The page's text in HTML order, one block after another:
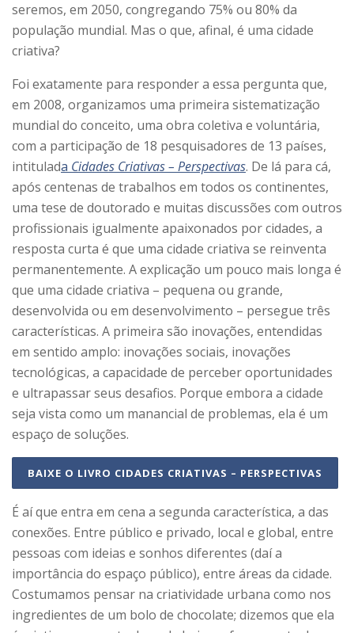
seremos, em 2050, congregando 75% ou 80% da
população mundial. Mas o que, afinal, é uma cidade
criativa?
Foi exatamente para responder a essa pergunta que,
em 2008, organizamos uma primeira sistematização
mundial do conceito, uma obra coletiva e voluntária,
com a participação de 18 pesquisadores de 13 países,
intitulada Cidades Criativas – Perspectivas. De lá para cá,
após centenas de trabalhos em todos os continentes,
uma tese de doutorado e muitas discussões com outros
profissionais igualmente apaixonados por cidades, a
resposta curta é que uma cidade criativa se reinventa
permanentemente. A explicação um pouco mais longa é
que uma cidade criativa – pequena ou grande,
desenvolvida ou em desenvolvimento – persegue três
características. A primeira são inovações, entendidas
em sentido amplo: inovações sociais, inovações
tecnológicas, a capacidade de perceber oportunidades
e ultrapassar seus desafios. Porque embora a cidade
seja vista como um manancial de problemas, ela é um
espaço de soluções.
BAIXE O LIVRO CIDADES CRIATIVAS – PERSPECTIVAS
É aí que entra em cena a segunda característica, a das
conexões. Entre público e privado, local e global, entre
pessoas com ideias e sonhos diferentes (daí a
importância do espaço público), entre áreas da cidade.
Costumamos pensar na criatividade urbana como nos
ingredientes de um bolo de chocolate; dizemos que ela